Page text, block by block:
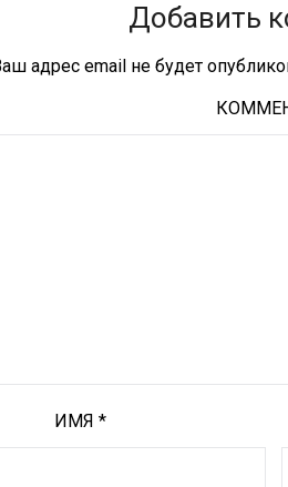
Добавить
адрес email не будет
ИМЯ *